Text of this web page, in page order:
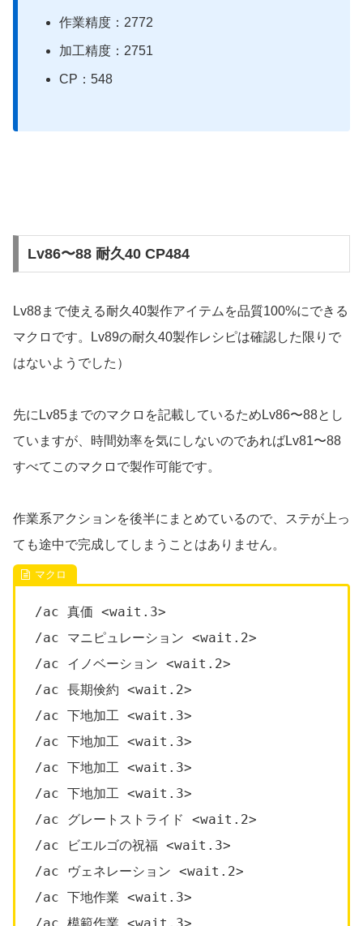
作業精度：2772
加工精度：2751
CP：548
Lv86〜88 耐久40 CP484
Lv88まで使える耐久40製作アイテムを品質100%にできる
マクロです。Lv89の耐久40製作レシピは確認した限りで
はないようでした）
先にLv85までのマクロを記載しているためLv86〜88とし
ていますが、時間効率を気にしないのであればLv81〜88
すべてこのマクロで製作可能です。
作業系アクションを後半にまとめているので、ステが上っ
ても途中で完成してしまうことはありません。
/ac 真価 <wait.3>
/ac マニピュレーション <wait.2>
/ac イノベーション <wait.2>
/ac 長期倹約 <wait.2>
/ac 下地加工 <wait.3>
/ac 下地加工 <wait.3>
/ac 下地加工 <wait.3>
/ac 下地加工 <wait.3>
/ac グレートストライド <wait.2>
/ac ビエルゴの祝福 <wait.3>
/ac ヴェネレーション <wait.2>
/ac 下地作業 <wait.3>